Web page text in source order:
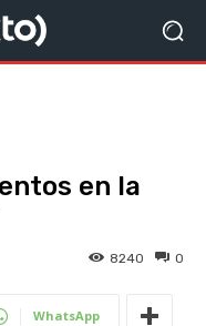
en la
0
8240
WhatsApp